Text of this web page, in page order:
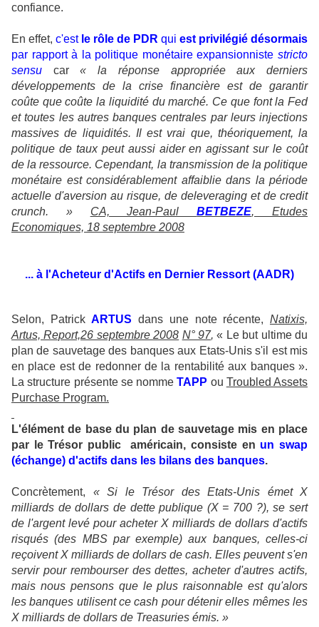
confiance.
En effet, c'est le rôle de PDR qui est privilégié désormais
par rapport à la politique monétaire expansionniste stricto
sensu car«la réponse appropriée aux derniers
développements de la crise financière est de garantir
coûte que coûte la liquidité du marché. Ce que font la Fed
et toutes les autres banques centrales par leurs injections
massives de liquidités. Il est vrai que, théoriquement, la
politique de taux peut aussi aider en agissant sur le coût
de la ressource. Cependant, la transmission de la politique
monétaire est considérablement affaiblie dans la période
actuelle d'aversion au risque, de deleveraging et de credit
crunch. » CA, Jean-PaulBETBEZE, Etudes
Economiques, 18 septembre 2008
... à l'Acheteur d'Actifs en Dernier Ressort (AADR)
Selon, PatrickARTUS dans une note récente,Natixis,
Artus, Report,26 septembre 2008 N° 97, « Le but ultime du
plan de sauvetage des banques aux Etats-Unis s'il est mis
en place est de redonner de la rentabilité aux banques ».
La structure présente se nommeTAPP ou Troubled Assets
Purchase Program.
L'élément de base du plan de sauvetage mis en place
par le Trésor public américain, consiste en un swap
(échange) d'actifs dans les bilans des banques.
Concrètement, « Si le Trésor des Etats-Unis émet X
milliards de dollars de dette publique (X = 700 ?), se sert
de l'argent levé pour acheter X milliards de dollars d'actifs
risqués (des MBS par exemple) aux banques, celles-ci
reçoivent X milliards de dollars de cash. Elles peuvent s'en
servir pour rembourser des dettes, acheter d'autres actifs,
mais nous pensons que le plus raisonnable est qu'alors
les banques utilisent ce cash pour détenir elles mêmes les
X milliards de dollars de Treasuries émis. »